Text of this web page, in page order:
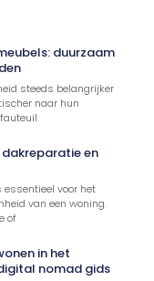
duurzaam
steeds belangrijker
naar hun
en
essentieel voor het
van een woning.
of
in het
nomad gids